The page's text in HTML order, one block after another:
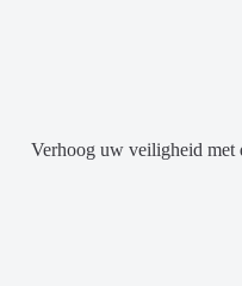
Verhoog uw veiligheid met